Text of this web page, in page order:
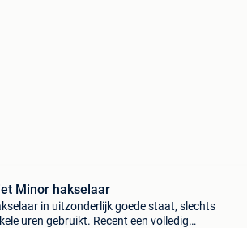
Minor hakselaar
in uitzonderlijk goede staat, slechts
uren gebruikt. Recent een volledig